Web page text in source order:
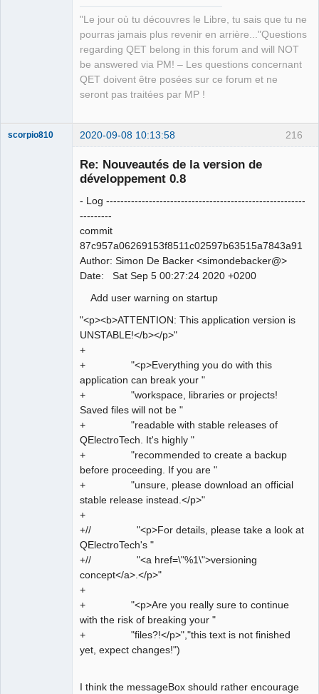
"Le jour où tu découvres le Libre, tu sais que tu ne
pourras jamais plus revenir en arrière..."Questions
regarding QET belong in this forum and will NOT
be answered via PM! – Les questions concernant
QET doivent être posées sur ce forum et ne
seront pas traitées par MP !
216
scorpio810 2020-09-08 10:13:58
Re: Nouveautés de la version de
développement 0.8
- Log --------------------------------------------------------
---------
commit
87c957a06269153f8511c02597b63515a7843a91
Author: Simon De Backer <simondebacker@>
Date: Sat Sep 5 00:27:24 2020 +0200
Add user warning on startup
"<p><b>ATTENTION: This application version is
UNSTABLE!</b></p>"
+
+ "<p>Everything you do with this
application can break your "
+ "workspace, libraries or projects!
Saved files will not be "
+ "readable with stable releases of
QElectroTech. It's highly "
+ "recommended to create a backup
before proceeding. If you are "
+ "unsure, please download an official
stable release instead.</p>"
+
+// "<p>For details, please take a look at
QElectroTech's "
+// "<a href=\"%1\">versioning
concept</a>.</p>"
+
+ "<p>Are you really sure to continue
with the risk of breaking your "
+ "files?!</p>","this text is not finished
yet, expect changes!")
I think the messageBox should rather encourage